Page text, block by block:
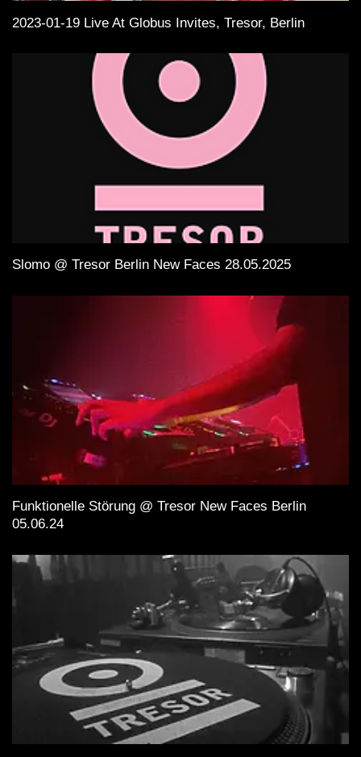
2023-01-19 Live At Globus Invites, Tresor, Berlin
Slomo @ Tresor Berlin New Faces 28.05.2025
Funktionelle Störung @ Tresor New Faces Berlin
05.06.24